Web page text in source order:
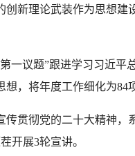
新理论武装作为思想建
一议题”跟进学习习近平
想，将年度工作细化为
贯彻党的二十大精神，
开展3轮宣讲。